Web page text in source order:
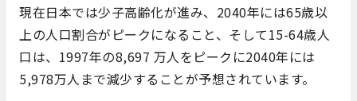
現在日本では少子高齢化が進み、2040年には65歳以
上の人口割合がピークになること、そして15-64歳人
口は、1997年の8,697 万人をピークに2040年には
5,978万人まで減少することが予想されています。